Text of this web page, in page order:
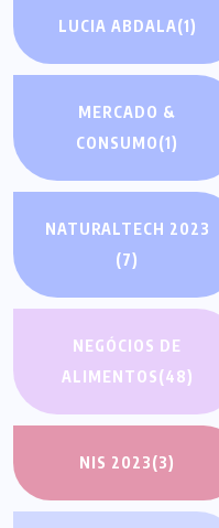
LUCIA ABDALA(1)
MERCADO &
CONSUMO(1)
NATURALTECH 2023
(7)
NEGÓCIOS DE
ALIMENTOS(48)
NIS 2023(3)